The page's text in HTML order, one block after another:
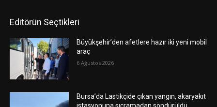
Editörün Seçtikleri
Büyükşehir’den afetlere hazır iki yeni mobil
araç
6 Ağustos 2026
Bursa’da Lastikçide çıkan yangın, akaryakıt